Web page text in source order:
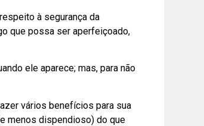
à segurança da
que possa ser aperfeiçoado,
ele aparece; mas, para não
vários benefícios para sua
menos dispendioso) do que